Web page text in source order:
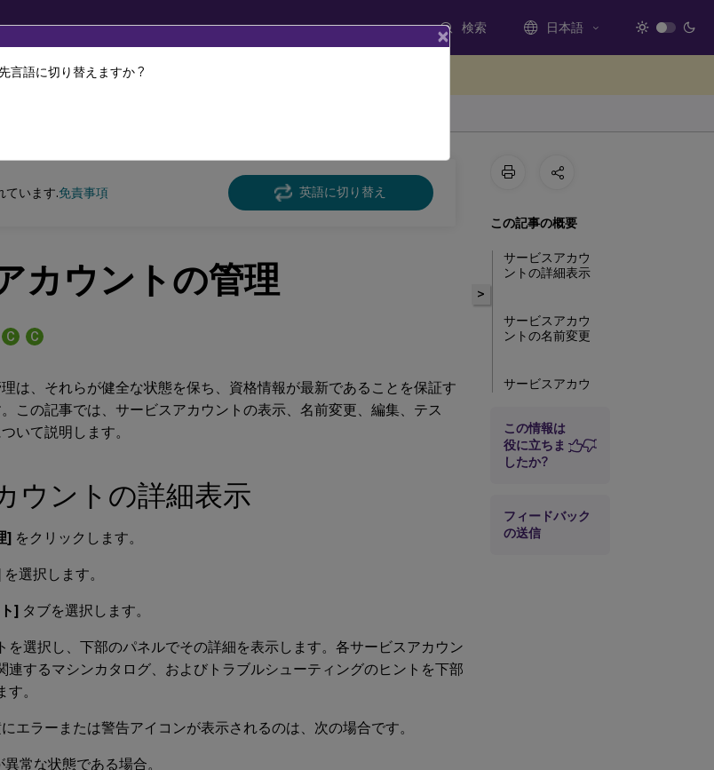
検索 日本語
されています。
ています.免責事項 英語に切り替え
カウントの管理
C C
は、それらが健全な状態を保ち、資格情報が最新であることを保証す
この記事では、サービスアカウントの表示、名前変更、編集、テス
いて説明します。
ウントの詳細表示
] をクリックします。
を選択します。
] タブを選択します。
を選択し、下部のパネルでその詳細を表示します。各サービスアカウン
連するマシンカタログ、およびトラブルシューティングのヒントを下部
。
エラーまたは警告アイコンが表示されるのは、次の場合です。
常な状態である場合。
>
この記事の概要
サービスアカウ
ントの詳細表示
サービスアカウ
ントの名前変更
サービスアカウ
サービスアカウ
ントのテスト
この情報は
役に立ちま
したか?
フィードバック
の送信
×
言語に切り替えますか ?